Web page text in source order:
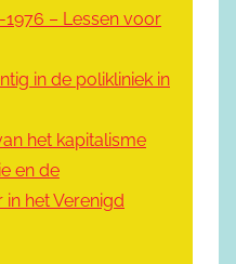
– Lessen voor
in de polikliniek in
het kapitalisme
en de
het Verenigd